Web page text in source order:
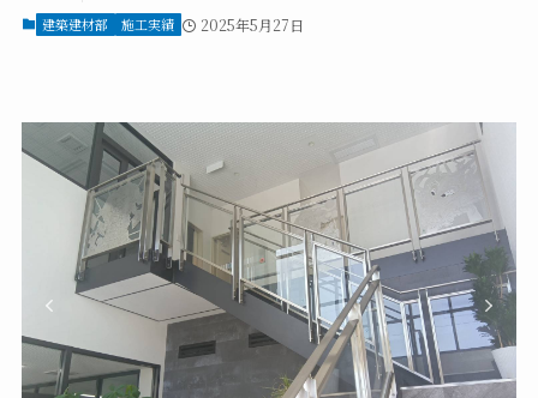
建築建材部 施工実績 2025年5月27日